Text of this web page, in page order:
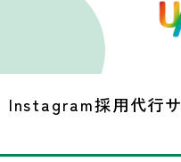
Instagram採用代行